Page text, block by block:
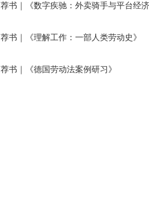
荐书｜《数字疾驰：外卖骑手与平台经
荐书｜《理解工作：一部人类劳动史》
荐书｜《德国劳动法案例研习》